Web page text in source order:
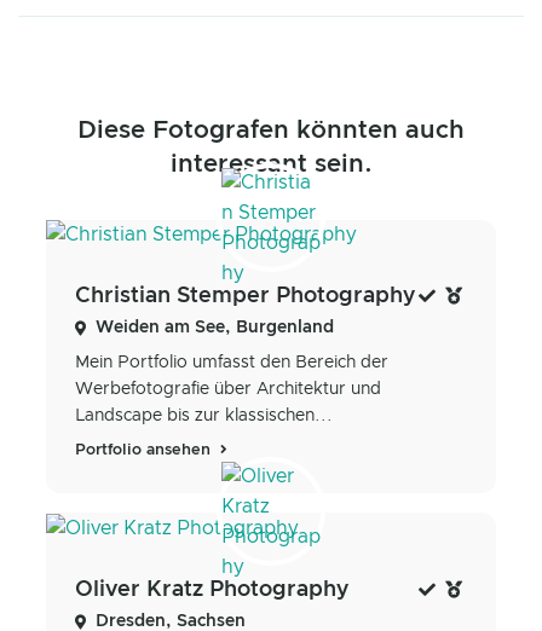
Diese Fotografen könnten auch
interessant sein.
Christian Stemper Photography
Weiden am See, Burgenland
Mein Portfolio umfasst den Bereich der
Werbefotografie über Architektur und
Landscape bis zur klassischen...
Portfolio ansehen
Oliver Kratz Photography
Dresden, Sachsen